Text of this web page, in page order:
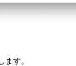
ます。